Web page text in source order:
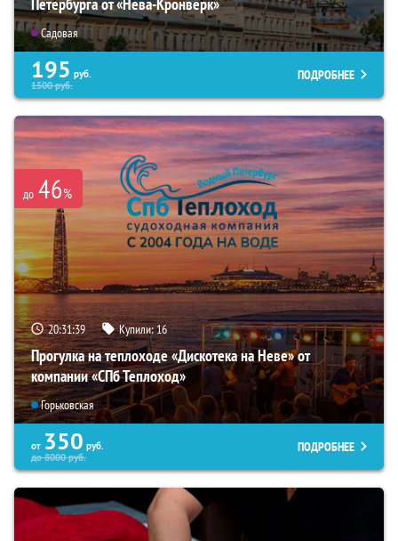
Петербурга от «Нева-Кронверк»
Садовая
195 руб.
1500руб.
ПОДРОБНЕЕ
до 46%
20:31:37 Купили:16
Прогулка на теплоходе «Дискотека на Неве» от
компании «СПб Теплоход»
Горьковская
от 350 руб.
до8000руб.
ПОДРОБНЕЕ